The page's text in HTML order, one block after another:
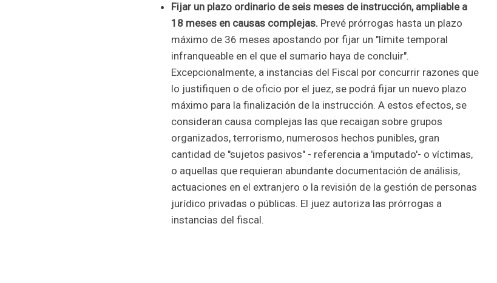
Fijar un plazo ordinario de seis meses de instrucción, ampliable a
18 meses en causas complejas. Prevé prórrogas hasta un plazo
máximo de 36 meses apostando por fijar un "límite temporal
infranqueable en el que el sumario haya de concluir".
Excepcionalmente, a instancias del Fiscal por concurrir razones que
lo justifiquen o de oficio por el juez, se podrá fijar un nuevo plazo
máximo para la finalización de la instrucción. A estos efectos, se
consideran causa complejas las que recaigan sobre grupos
organizados, terrorismo, numerosos hechos punibles, gran
cantidad de "sujetos pasivos" - referencia a 'imputado'- o víctimas,
o aquellas que requieran abundante documentación de análisis,
actuaciones en el extranjero o la revisión de la gestión de personas
jurídico privadas o públicas. El juez autoriza las prórrogas a
instancias del fiscal.